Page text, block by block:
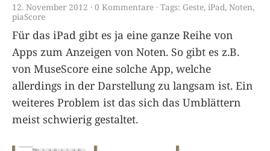
12. November 2012 0 Kommentare Tags: Geste, iPad, Noten,
piaScore
Für das iPad gibt es ja eine ganze Reihe von
Apps zum Anzeigen von Noten. So gibt es z.B.
von MuseScore eine solche App, welche
allerdings in der Darstellung zu langsam ist. Ein
weiteres Problem ist das sich das Umblättern
meist schwierig gestaltet.